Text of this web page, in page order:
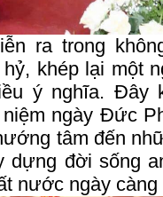
ra trong
khép lại một
ý nghĩa. Đây
ngày Đức
tâm đến
dựng đời sống
nước ngày càng